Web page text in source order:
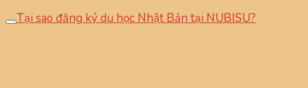
Tại sao đăng ký du học Nhật Bản tại NUBISU?